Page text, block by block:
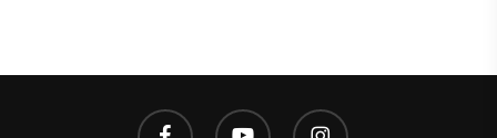
facebook youtube instagram